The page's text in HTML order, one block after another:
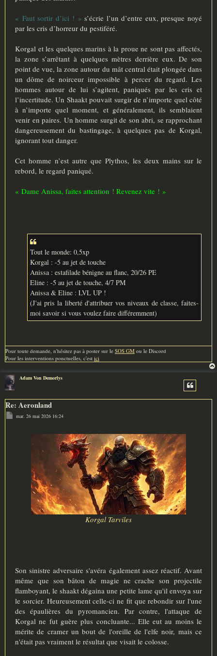
« Faut sortir d’ici ! » s’écrie l’un d’entre eux, presque noyé
par les cris d’horreur du pestiféré.
Korgal et les quelques marins à la proue ne sont pas affectés,
la zone s’arrêtant à quelques mètres derrière eux. De son
point de vue, la zone autour du mât central était plongée dans
un dôme de noirceur impossible à percer du regard. Les
hommes autour de lui s’agitent, paniqués par les cris et
l’incertitude. Un Shaakt pouvait surgir de n’importe quel côté
à n’importe quel moment, et généralement, ils semblaient
venir en paires. Un homme surgit de son abri, se rapprochant
dangereusement du bastingage, à quelques pas de Korgal,
ignorant tout danger.
Cet homme n’est autre que Plythos, les deux mains sur le
rebord, le regard paniqué.
« Dame Anissa, faites attention ! Revenez vite ! »
Tout le monde: 0,5xp
Korgal : -5 au jet de touche
Anissa : estafilade bénigne au flanc, 20/26 PE
Eline : -5 au jet de touche, 4/7 PM
Anissa & Eline : LVL UP !
(J'ai pris la liberté d'attribuer vos niveaux de classe, faites-
moi savoir si vous voulez faire différemment)
Pour toute demande, n'hésitez pas à poster sur le SOS GM ou le Discord
Pour les interventions ponctuelles, c'est ici
Adam Von Demorlys
Re: Aeronland
e
mar. 26 mai 2026 16:24
Korgal Tarviles
Son sinistre adversaire s'avéra également assez réactif. Avant
même que son bâton de magie ne crache son projectile
flamboyant, le shaakt dégaina une petite lame qu'il envoya sur
le sorcier. Heureusement celle-ci ne fit que rebondir sur l'une
des épaulières du pyromancien. Par contre, l'attaque de
Korgal ne fut guère plus concluante... Elle eut au moins le
mérite de cramer un bout de l'oreille de l'elfe noir, mais ce
n'était pas vraiment le résultat que visait le colosse.